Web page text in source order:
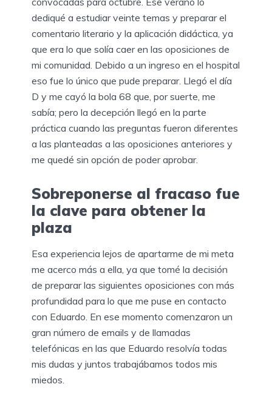
dediqué a estudiar veinte temas y preparar el
comentario literario y la aplicación didáctica, ya
que era lo que solía caer en las oposiciones de
mi comunidad. Debido a un ingreso en el hospital
eso fue lo único que pude preparar. Llegó el día
D y me cayó la bola 68 que, por suerte, me
sabía; pero la decepción llegó en la parte
práctica cuando las preguntas fueron diferentes
a las planteadas a las oposiciones anteriores y
me quedé sin opción de poder aprobar.
Sobreponerse al fracaso fue
la clave para obtener la
plaza
Esa experiencia lejos de apartarme de mi meta
me acerco más a ella, ya que tomé la decisión
de preparar las siguientes oposiciones con más
profundidad para lo que me puse en contacto
con Eduardo. En ese momento comenzaron un
gran número de emails y de llamadas
telefónicas en las que Eduardo resolvía todas
mis dudas y juntos trabajábamos todos mis
miedos.